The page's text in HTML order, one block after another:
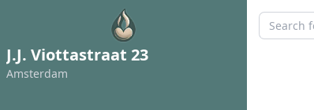
J.J. Viottastraat 23
Amsterdam